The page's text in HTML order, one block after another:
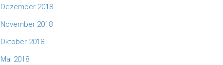
Dezember 2018
November 2018
Oktober 2018
Mai 2018